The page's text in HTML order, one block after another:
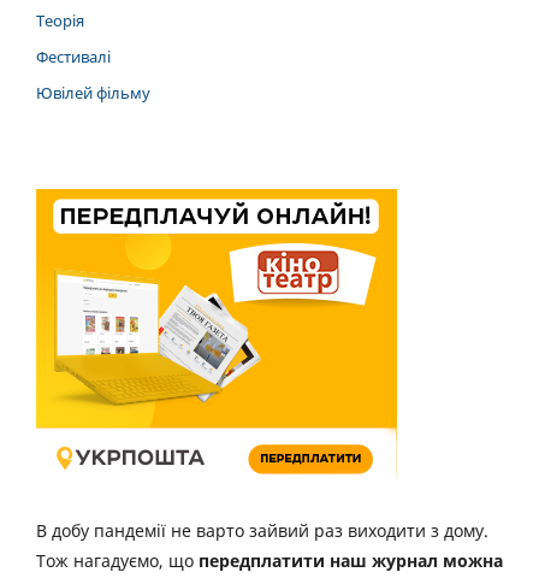
Теорія
Фестивалі
Ювілей фільму
В добу пандемії не варто зайвий раз виходити з дому.
Тож нагадуємо, що передплатити наш журнал можна